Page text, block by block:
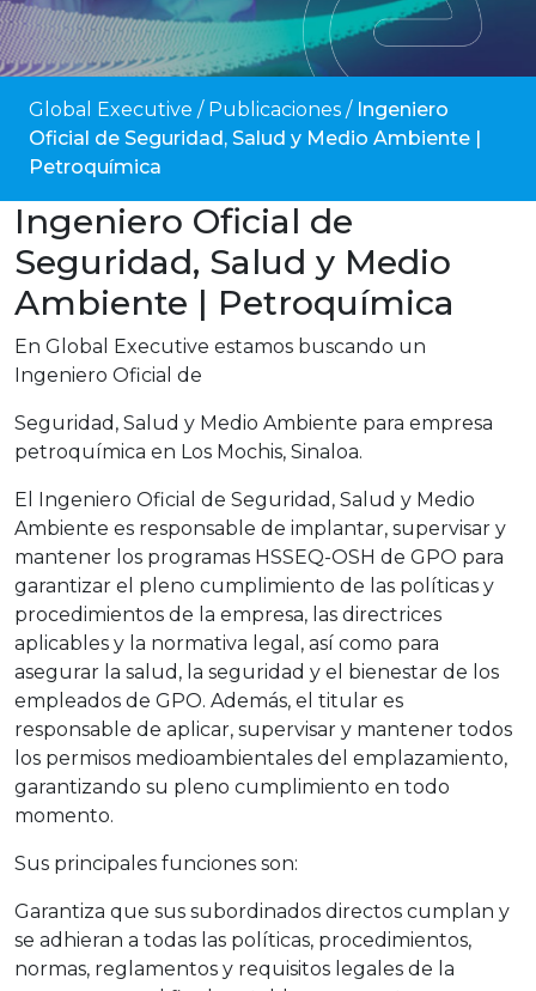
Global Executive / Publicaciones / Ingeniero
Oficial de Seguridad, Salud y Medio Ambiente |
Petroquímica
Ingeniero Oficial de
Seguridad, Salud y Medio
Ambiente | Petroquímica
En Global Executive estamos buscando un
Ingeniero Oficial de
Seguridad, Salud y Medio Ambiente para empresa
petroquímica en Los Mochis, Sinaloa.
El Ingeniero Oficial de Seguridad, Salud y Medio
Ambiente es responsable de implantar, supervisar y
mantener los programas HSSEQ-OSH de GPO para
garantizar el pleno cumplimiento de las políticas y
procedimientos de la empresa, las directrices
aplicables y la normativa legal, así como para
asegurar la salud, la seguridad y el bienestar de los
empleados de GPO. Además, el titular es
responsable de aplicar, supervisar y mantener todos
los permisos medioambientales del emplazamiento,
garantizando su pleno cumplimiento en todo
momento.
Sus principales funciones son:
Garantiza que sus subordinados directos cumplan y
se adhieran a todas las políticas, procedimientos,
normas, reglamentos y requisitos legales de la